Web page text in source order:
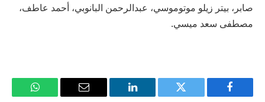
صابر، بيتر زيلو موتوموسي، عبدالرحمن البانوبي، أحمد عاطف،
مصطفى سعد ميسي.
فيسبوك تويتر لينكدإن
البريد
واتساب